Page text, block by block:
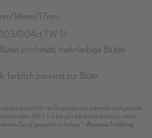
14mm/17mm
0.04ct TW SI
strichmatt, mehrfarbige Blüten
farblich passend zur Blüte
und mit viel Begeisterung entwerfe und gestalte
Wert. Ich bin glücklich und dankbar, meine
Beruf gemacht zu haben.”- Annelie Fröhling